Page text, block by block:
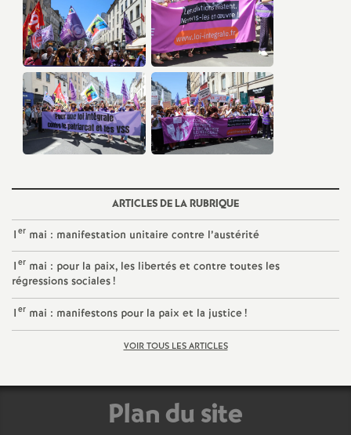
S
e
c
o
n
d
d
e
g
r
ARTICLES DE LA RUBRIQUE
1er mai : manifestation unitaire contre l’austérité
1er mai : pour la paix, les libertés et contre toutes les
régressions sociales!
1er mai : manifestons pour la paix et la justice!
VOIR TOUS LES ARTICLES
Plan du site